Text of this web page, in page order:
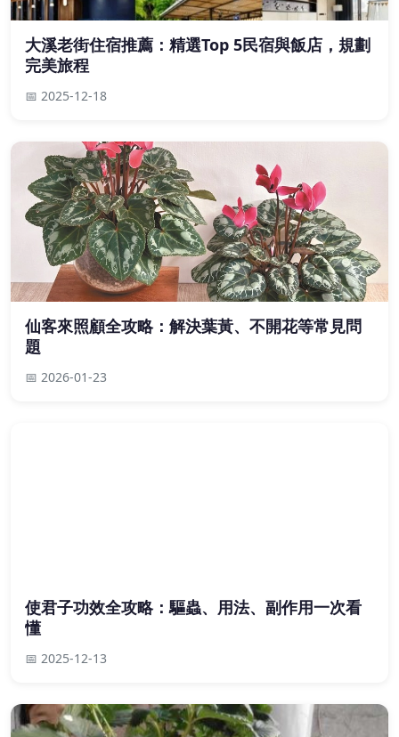
大溪老街住宿推薦：精選Top 5民宿與飯店，規劃
完美旅程
📅 2025-12-18
仙客來照顧全攻略：解決葉黃、不開花等常見問
題
📅 2026-01-23
使君子功效全攻略：驅蟲、用法、副作用一次看
懂
📅 2025-12-13